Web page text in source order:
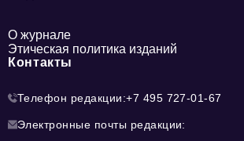
О журнале
Этическая политика изданий
Контакты
Телефон редакции:+7 495 727-01-67
Электронные почты редакции: